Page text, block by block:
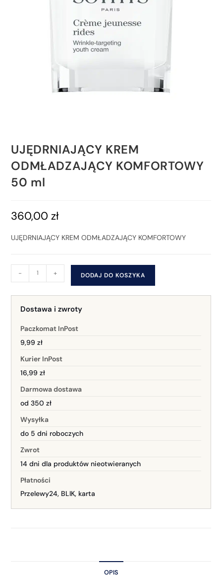
UJĘDRNIAJĄCY KREM
ODMŁADZAJĄCY KOMFORTOWY
50 ml
360,00zł
UJĘDRNIAJĄCY KREM ODMŁADZAJĄCY KOMFORTOWY
- + DODAJ DO KOSZYKA
Dostawa i zwroty
Paczkomat InPost
9,99 zł
Kurier InPost
16,99 zł
Darmowa dostawa
od 350 zł
Wysyłka
do 5 dni roboczych
Zwrot
14 dni dla produktów nieotwieranych
Płatności
Przelewy24, BLIK, karta
OPIS